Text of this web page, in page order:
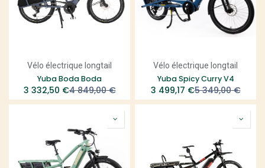
Vélo électrique longtail
Yuba Boda Boda
3 332,50 €4 849,00€
Vélo électrique longtail
Yuba Spicy Curry V4
3 499,17 €5 349,00€